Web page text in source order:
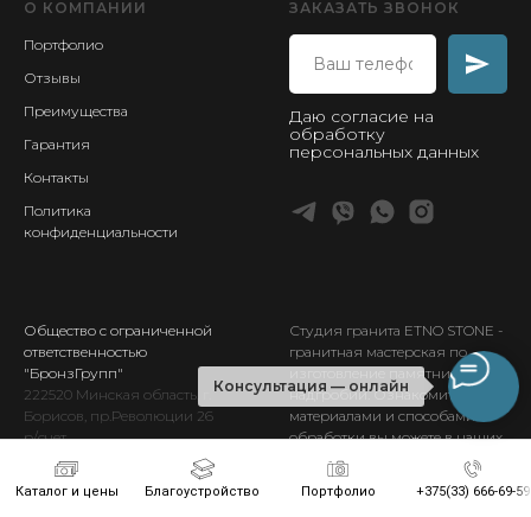
Каталог и цены Благоустройство Портфолио +375(33) 666-69-59
Консультация — онлайн
О КОМПАНИИ
Портфолио
Отзывы
Преимущества
Гарантия
Контакты
Политика
конфиденциальности
ЗАКАЗАТЬ ЗВОНОК
Даю согласие на
обработку
персональных данных
Общество с ограниченной
ответственностью
"БронзГрупп"
222520 Минская область, г.
Борисов, пр.Революции 26
р/счет
96BLBB30120693256617001001
в отд. №933
«Белинвестбанк»
г.Борисова,
Студия гранита ETNO STONE -
гранитная мастерская по
изготовление памятников и
надгробий. Ознакомиться с
материалами и способами
обработки вы можете в наших
выставочных залах в Борисове.